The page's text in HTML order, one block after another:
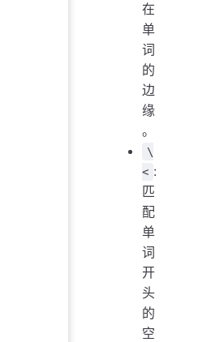
在
单
词
的
边
缘
。
\
< :
匹
配
单
词
开
头
的
空